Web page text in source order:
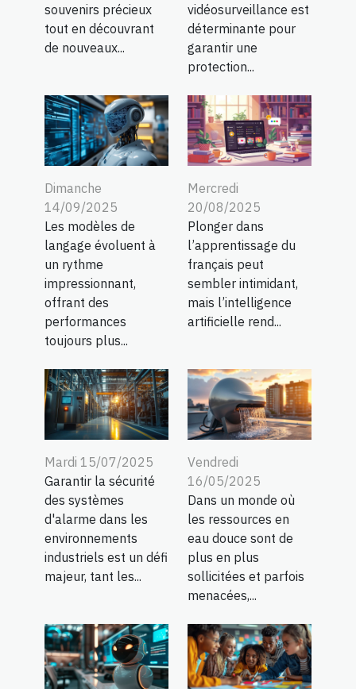
souvenirs précieux
tout en découvrant
de nouveaux...
vidéosurveillance est
déterminante pour
garantir une
protection...
Dimanche
14/09/2025
Les modèles de
langage évoluent à
un rythme
impressionnant,
offrant des
performances
toujours plus...
Mercredi
20/08/2025
Plonger dans
l’apprentissage du
français peut
sembler intimidant,
mais l’intelligence
artificielle rend...
Mardi 15/07/2025
Garantir la sécurité
des systèmes
d'alarme dans les
environnements
industriels est un défi
majeur, tant les...
Vendredi
16/05/2025
Dans un monde où
les ressources en
eau douce sont de
plus en plus
sollicitées et parfois
menacées,...